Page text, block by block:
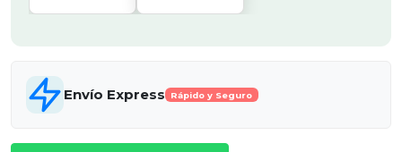
Envío Express Rápido y Seguro